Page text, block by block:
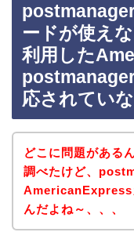
ードが使え
利用した
応されていな
どこに問題がある
調べたけど、
AmericanExpress
んだよね～、、、